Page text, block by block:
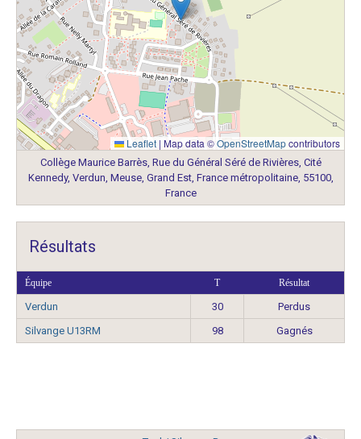
Leaflet | Map data ©OpenStreetMapcontributors
Collège Maurice Barrès, Rue du Général Séré de Rivières, Cité
Kennedy, Verdun, Meuse, Grand Est, France métropolitaine, 55100,
France
Résultats
Équipe T Résultat
Verdun 30
Perdus
Silvange U13RM
98 Gagnés